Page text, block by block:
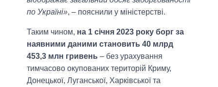
по Україні», – пояснили у міністерстві.
Таким чином, на 1 січня 2023 року борг за
наявними даними становить 40 млрд
453,3 млн гривень – без урахування
тимчасово окупованих територій Криму,
Донецької, Луганської, Харківської та